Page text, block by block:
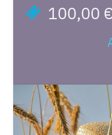
100,00